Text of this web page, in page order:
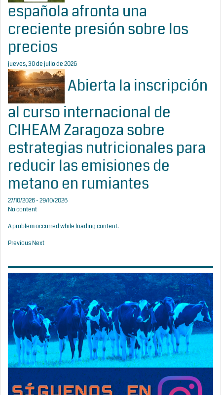
española afronta una
creciente presión sobre los
precios
jueves, 30 de julio de 2026
Abierta la inscripción
al curso internacional de
CIHEAM Zaragoza sobre
estrategias nutricionales para
reducir las emisiones de
metano en rumiantes
27/10/2026 - 29/10/2026
No content
A problem occurred while loading content.
PreviousNext